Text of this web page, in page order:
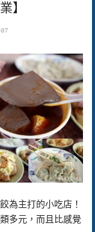
】
為主打的小吃店！
多元，而且比感覺